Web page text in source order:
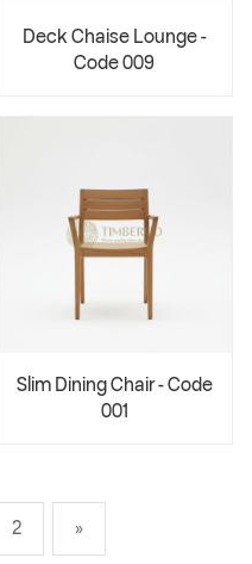
Deck Chaise Lounge -
Code 009
Slim Dining Chair - Code
001
2 »